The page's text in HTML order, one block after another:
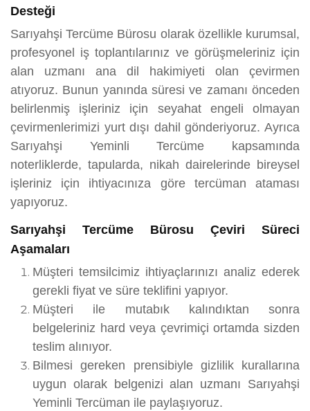
Desteği
Sarıyahşi Tercüme Bürosu olarak özellikle kurumsal,
profesyonel iş toplantılarınız ve görüşmeleriniz için
alan uzmanı ana dil hakimiyeti olan çevirmen
atıyoruz. Bunun yanında süresi ve zamanı önceden
belirlenmiş işleriniz için seyahat engeli olmayan
çevirmenlerimizi yurt dışı dahil gönderiyoruz. Ayrıca
Sarıyahşi Yeminli Tercüme kapsamında
noterliklerde, tapularda, nikah dairelerinde bireysel
işleriniz için ihtiyacınıza göre tercüman ataması
yapıyoruz.
Sarıyahşi Tercüme Bürosu Çeviri Süreci
Aşamaları
Müşteri temsilcimiz ihtiyaçlarınızı analiz ederek
gerekli fiyat ve süre teklifini yapıyor.
Müşteri ile mutabık kalındıktan sonra
belgeleriniz hard veya çevrimiçi ortamda sizden
teslim alınıyor.
Bilmesi gereken prensibiyle gizlilik kurallarına
uygun olarak belgenizi alan uzmanı Sarıyahşi
Yeminli Tercüman ile paylaşıyoruz.